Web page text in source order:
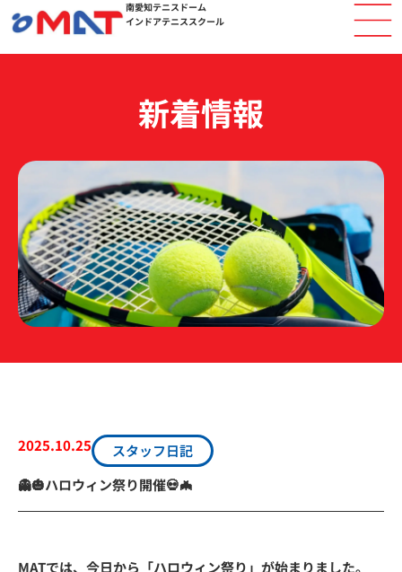
容
を
南愛知テニスドーム
インドアテニススクール
新着情報
2025.10.25
スタッフ日記
👻🎃ハロウィン祭り開催💀🦇
MATでは、今日から「ハロウィン祭り」が始まりました。